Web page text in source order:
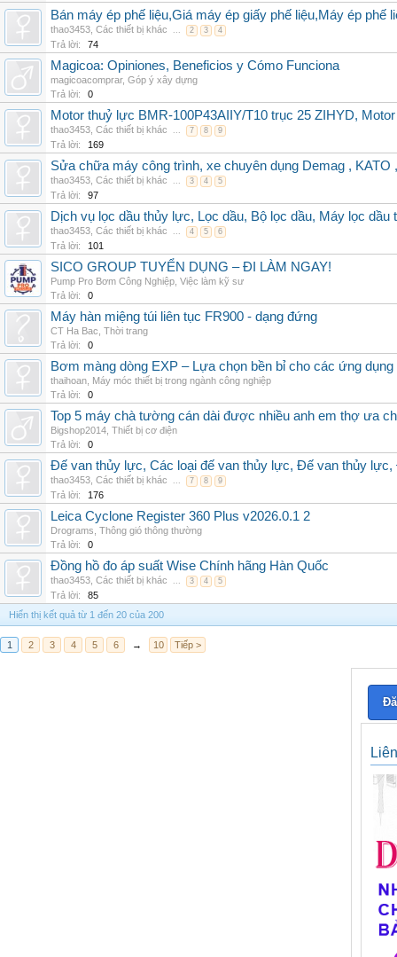
Bán máy ép phế liệu,Giá máy ép giấy phế liệu,Máy ép phế
thao3453 Các thiết bị khác ... 2 3 4
Trả lời: 74
Magicoa: Opiniones, Beneficios y Cómo Funciona
magicoacomprar, Góp ý xây dựng
Trả lời:
0
Motor thuỷ lực BMR-100P43AIIY/T10 trục 25 ZIHYD,
thao3453 Các thiết bị khác ... 7 8 9
Trả lời: 169
Sửa chữa máy công trình, xe chuyên dụng Demag , KATO
thao3453 Các thiết bị khác ... 3 4 5
Trả lời: 97
Dịch vụ lọc dầu thủy lực, Lọc dầu, Bộ lọc dầu, Máy lọc
thao3453 Các thiết bị khác ... 4 5 6
Trả lời: 101
SICO GROUP TUYỂN DỤNG – ĐI LÀM NGAY!
Pump Pro Bơm Công Nghiệp Việc làm kỹ sư
Trả lời:
0
Máy hàn miệng túi liên tục FR900 - dạng đứng
CT Ha Bac Thời trang
Trả lời:
0
Bơm màng dòng EXP – Lựa chọn bền bỉ cho các ứng
thaihoan Máy móc thiết bị trong ngành công nghiệp
Trả lời:
0
Top 5 máy chà tường cán dài được nhiều anh em thợ ưa
Bigshop2014 Thiết bị cơ điện
Trả lời:
0
Đế van thủy lực, Các loại đế van thủy lực, Đế van thủy
thao3453 Các thiết bị khác ... 7 8 9
Trả lời: 176
Leica Cyclone Register 360 Plus v2026.0.1 2
Drograms Thông gió thông thường
Trả lời:
0
Đồng hồ đo áp suất Wise Chính hãng Hàn Quốc
thao3453 Các thiết bị khác ... 3 4 5
Trả lời:
85
Hiển thị kết quả từ 1 đến 20 của 200
1 2 3 4 5 6 → 10 Tiếp >